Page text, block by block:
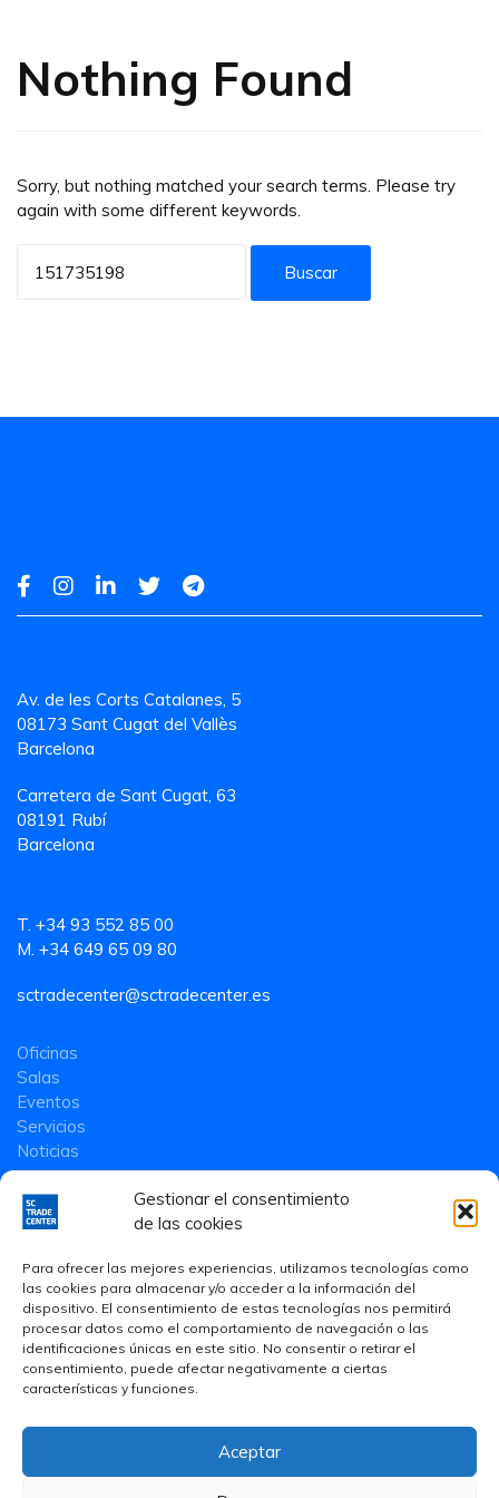
Gestionar el consentimiento
de las cookies
Para ofrecer las mejores experiencias, utilizamos tecnologías como
las cookies para almacenar y/o acceder a la información del
dispositivo. El consentimiento de estas tecnologías nos permitirá
procesar datos como el comportamiento de navegación o las
identificaciones únicas en este sitio. No consentir o retirar el
consentimiento, puede afectar negativamente a ciertas
características y funciones.
Aceptar
Nothing Found
Sorry, but nothing matched your search terms. Please try
again with some different keywords.
Av. de les Corts Catalanes, 5
08173 Sant Cugat del Vallès
Barcelona
Carretera de Sant Cugat, 63
08191 Rubí
Barcelona
T. +34 93 552 85 00
M. +34 649 65 09 80
sctradecenter@sctradecenter.es
Oficinas
Salas
Eventos
Servicios
Noticias
Aviso Legal·Política de privacidad·Política de Cookies